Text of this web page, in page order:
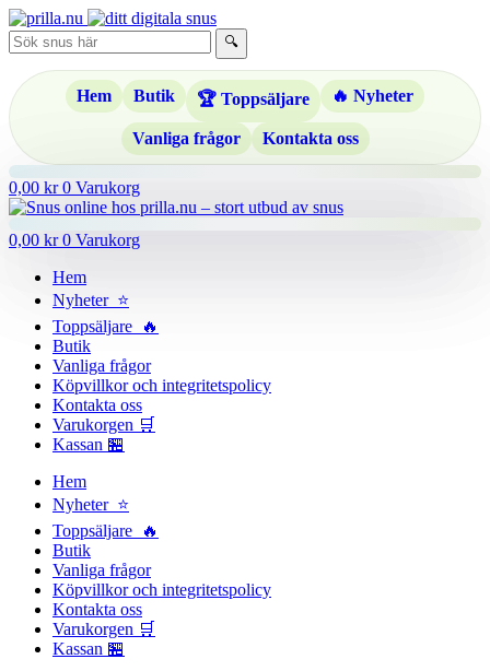
Hoppa
till
innehåll
🔍
Hem Butik 🏆 Toppsäljare 🔥 Nyheter
Vanliga frågor Kontakta oss
0,00 kr 0 Varukorg
0,00 kr 0 Varukorg
Hem
Nyheter ⭐
Toppsäljare 🔥
Butik
Vanliga frågor
Köpvillkor och integritetspolicy
Kontakta oss
Varukorgen 🛒
Kassan 🏪
Hem
Nyheter ⭐
Toppsäljare 🔥
Butik
Vanliga frågor
Köpvillkor och integritetspolicy
Kontakta oss
Varukorgen 🛒
Kassan 🏪